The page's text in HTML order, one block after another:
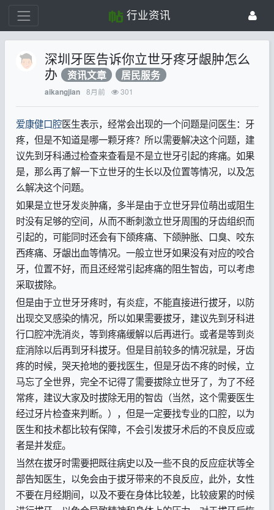
行业资讯
深圳牙医告诉你立世牙疼牙龈肿怎么
办 资讯文章 居民服务
aikangjian 8月前 301
爱康健口腔医生表示，经常会出现的一个问题是问医生：牙
疼，但是不知道是哪一颗牙疼？所以需要解决这个问题，建
议先到牙科通过检查来查看是不是立世牙引起的疼痛。如果
是，那么再了解一下立世牙的生长以及位置等情况，以及怎
么解决这个问题。
如果是立世牙发炎肿痛，多半是由于立世牙异位萌出或阻生
时没有足够的空间，从而不断刺激立世牙周围的牙齿组织而
引起的，可能同时还会有下颌疼痛、下颌肿胀、口臭、咬东
西疼痛、牙龈出血等情况。一般立世牙如果没有对应的咬合
牙，位置不好，而且还经常引起疼痛的阻生智齿，可以考虑
采取拔除。
但是由于立世牙牙疼时，有炎症，不能直接进行拔牙，以防
出现交叉感染的情况，所以如果需要拔牙，建议先到牙科进
行口腔冲洗消炎，等到疼痛缓解以后再进行。或者是等到炎
症消除以后再到牙科拔牙。但是目前较多的情况就是，牙齿
疼的时候，哭天抢地的要找医生，但是牙齿不疼的时候，立
马忘了全世界，完全不记得了需要拔除立世牙了，为了不经
常疼，建议大家及时拔除无用的智齿（当然，这个需要医生
经过牙片检查来判断。），但是一定要找专业的口腔，以为
医生和技术都比较有保障，不会引发拔牙术后的不良反应或
者是并发症。
当然在拔牙时需要把既往病史以及一些不良的反应症状等全
部告知医生，以免会由于拔牙带来的不良反应，此外，女性
不要在月经期间，以及不要在身体比较差，比较疲累的时候